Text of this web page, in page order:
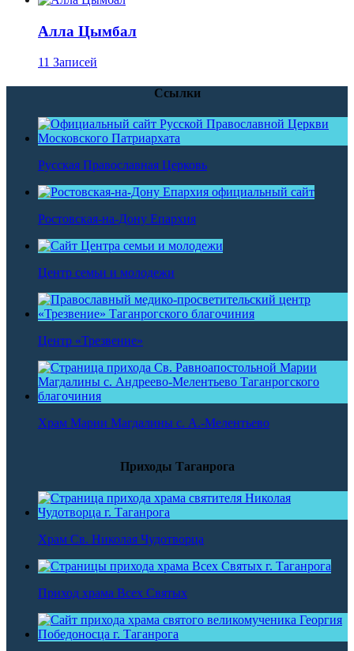
Алла Цымбал
11 Записей
Ссылки
Русская Православная Церковь
Ростовская-на-Дону Епархия
Центр семьи и молодежи
Центр «Трезвение»
Храм Марии Магдалины с. А.-Мелентьево
Приходы Таганрога
Храм Св. Николая Чудотворца
Приход храма Всех Святых